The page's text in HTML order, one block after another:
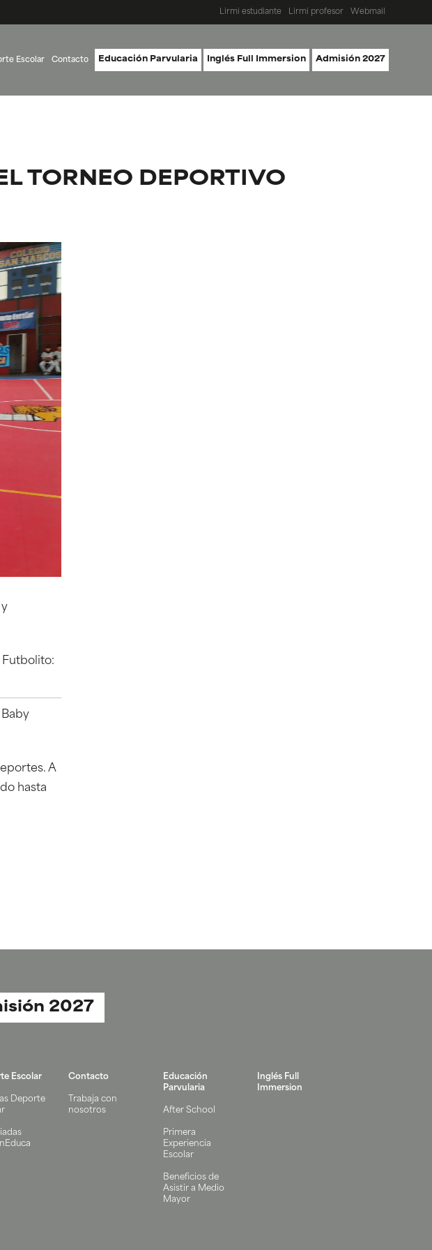
Lirmi estudiante Lirmi profesor Webmail
Escolar Contacto Educación Parvularia Inglés Full Immersion Admisión 2027
TORNEO DEPORTIVO
Futbolito:
Baby
A
hasta
2027
Escolar
Deporte
Contacto
Trabaja con
nosotros
Educación
Parvularia
After School
Primera
Experiencia
Escolar
Beneficios de
Asistir a Medio
Mayor
Inglés Full
Immersion